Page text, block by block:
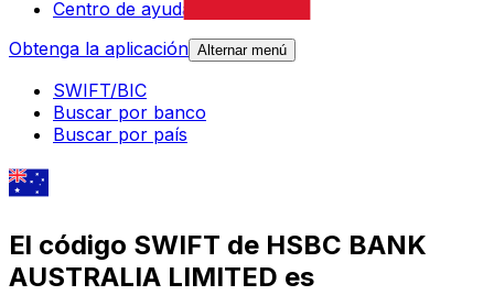
Centro de ayuda
Obtenga la aplicación Alternar menú
SWIFT/BIC
Buscar por banco
Buscar por país
El código SWIFT de HSBC BANK
AUSTRALIA LIMITED es